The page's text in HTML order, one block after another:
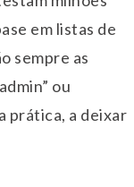
em listas de
sempre as
ou
prática, a deixar